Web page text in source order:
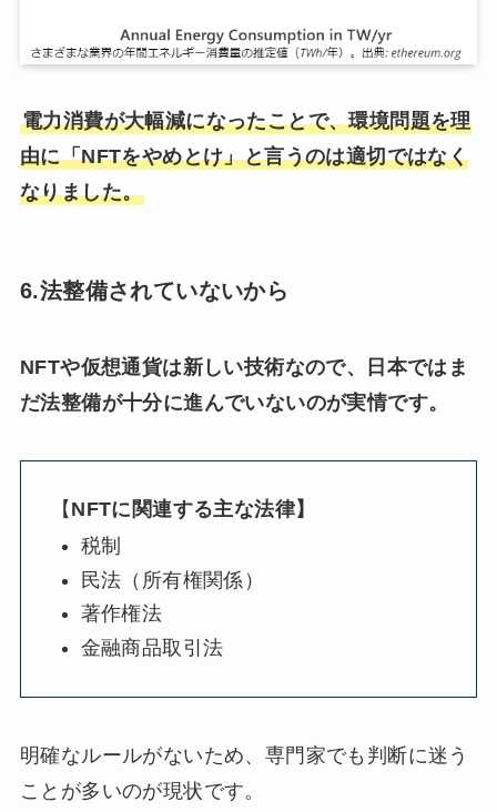
電力消費が大幅減になったことで、環境問題を理
由に「NFTをやめとけ」と言うのは適切ではなく
なりました。
6.法整備されていないから
NFTや仮想通貨は新しい技術なので、日本ではま
だ法整備が十分に進んでいないのが実情です。
【 NFTに関連する主な法律】
税制
民法（所有権関係）
著作権法
金融商品取引法
明確なルールがないため、専門家でも判断に迷う
ことが多いのが現状です。